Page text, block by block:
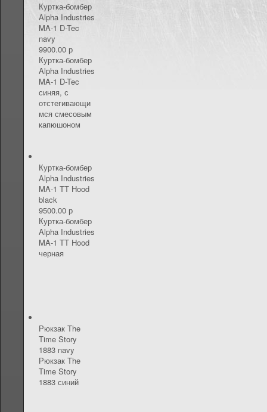
КОНТАКТЫ
Куртка-бомбер
Alpha Industries
MA-1 D-Tec
navy
9900.00 р
Куртка-бомбер
Alpha Industries
MA-1 D-Tec
синяя, с
отстегивающи
мся смесовым
капюшоном
Куртка-бомбер
Alpha Industries
MA-1 TT Hood
black
9500.00 р
Куртка-бомбер
Alpha Industries
MA-1 TT Hood
черная
Рюкзак The
Time Story
1883 navy
Рюкзак The
Time Story
1883 синий